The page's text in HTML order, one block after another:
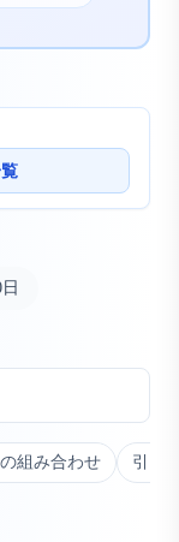
組み合わせ 引っ